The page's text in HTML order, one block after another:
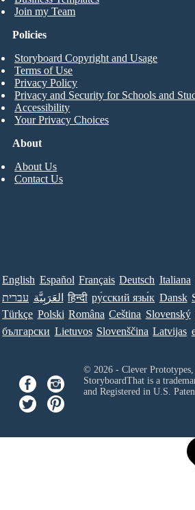
Join my Team
About
About Us
Contact Us
Policies
Storyboard Copyright and Usage
Terms of Use
Privacy Policy
Privacy and Security for Schools and
Accessibility
Your Privacy Choices
English Español Français Deutsch Italiana
עברית العَرَبِيَّة हिन्दी ру́сский язы́к Dansk
Türkçe Polski Româna Ceština Slovenský
български Lietuvos Slovenščina Latvijas
© 2026 - Clever
StoryboardThat is a
and Registered in U.S.